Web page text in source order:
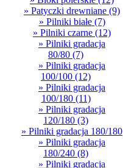
» Patyczki drewniane (9)
» Pilniki białe(7)
» Pilniki czarne (12)
» Pilniki gradacja
80/80 (7)
» Pilniki gradacja
100/100 (12)
» Pilniki gradacja
100/180(11)
» Pilniki gradacja
120/180 (3)
» Pilniki gradacja 180/180
» Pilniki gradacja
180/240 (8)
» Pilniki gradacja